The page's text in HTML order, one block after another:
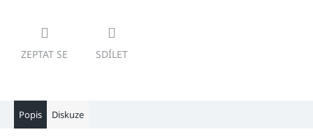
ZEPTAT SE SDÍLET
Popis Diskuze